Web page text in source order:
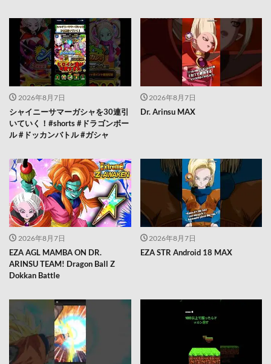
2026年8月7日
シャイニーサマーガシャを30連引
いていく！#shorts #ドラゴンボー
ル #ドッカンバトル #ガシャ
2026年8月7日
Dr. Arinsu MAX
2026年8月7日
EZA AGL MAMBA ON DR.
ARINSU TEAM! Dragon Ball Z
Dokkan Battle
2026年8月7日
EZA STR Android 18 MAX